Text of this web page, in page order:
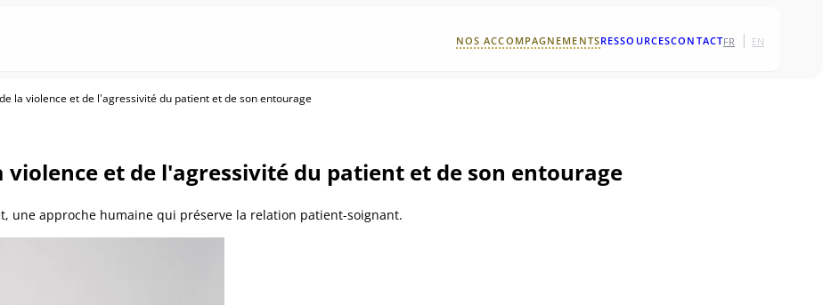
NOS ACCOMPAGNEMENTSRESSOURCESCONTACTFR | EN
la violence et de l'agressivité du patient et de son entourage
violence et de l'agressivité du patient et de son entourage
une approche humaine qui préserve la relation patient-soignant.